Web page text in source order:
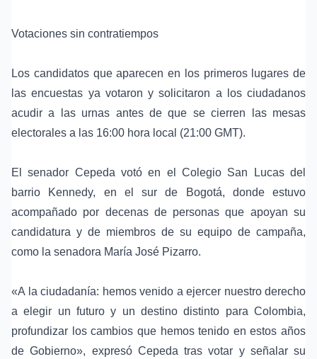
Votaciones sin contratiempos
Los candidatos que aparecen en los primeros lugares de
las encuestas ya votaron y solicitaron a los ciudadanos
acudir a las urnas antes de que se cierren las mesas
electorales a las 16:00 hora local (21:00 GMT).
El senador Cepeda votó en el Colegio San Lucas del
barrio Kennedy, en el sur de Bogotá, donde estuvo
acompañado por decenas de personas que apoyan su
candidatura y de miembros de su equipo de campaña,
como la senadora María José Pizarro.
«A la ciudadanía: hemos venido a ejercer nuestro derecho
a elegir un futuro y un destino distinto para Colombia,
profundizar los cambios que hemos tenido en estos años
de Gobierno», expresó Cepeda tras votar y señalar su